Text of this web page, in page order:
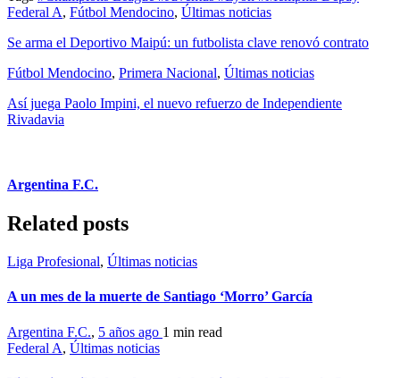
Federal A, Fútbol Mendocino, Últimas noticias
Se arma el Deportivo Maipú: un futbolista clave renovó contrato
Fútbol Mendocino, Primera Nacional, Últimas noticias
Así juega Paolo Impini, el nuevo refuerzo de Independiente
Rivadavia
Argentina F.C.
Related posts
Liga Profesional, Últimas noticias
A un mes de la muerte de Santiago ‘Morro’ García
Argentina F.C., 5 años ago 1 min read
Federal A, Últimas noticias